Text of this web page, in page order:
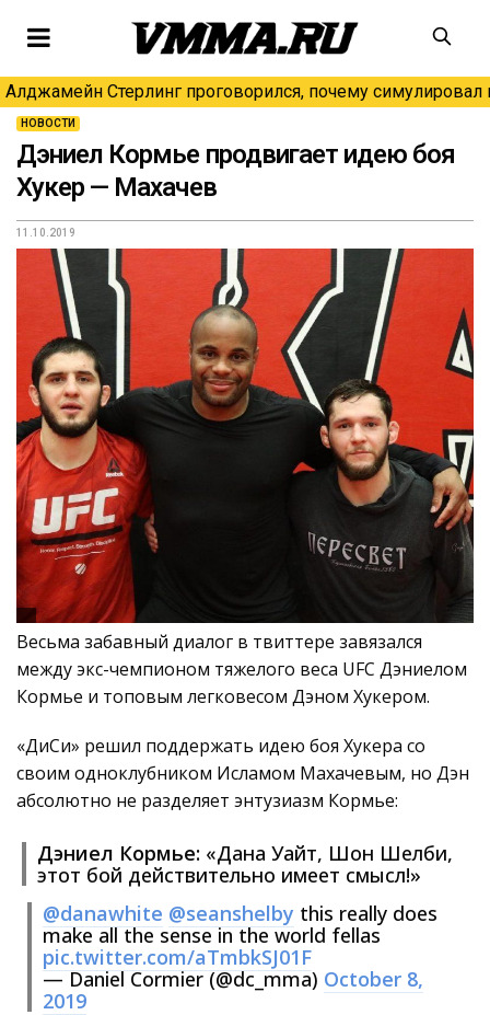
Алджамейн Стерлинг проговорился, почему симулировал
НОВОСТИ
Дэниел Кормье продвигает идею боя
Хукер — Махачев
11.10.2019
Весьма забавный диалог в твиттере завязался
между экс-чемпионом тяжелого веса UFC Дэниелом
Кормье и топовым легковесом Дэном Хукером.
«ДиСи» решил поддержать идею боя Хукера со
своим одноклубником Исламом Махачевым, но Дэн
абсолютно не разделяет энтузиазм Кормье:
Дэниел Кормье: «Дана Уайт, Шон Шелби,
этот бой действительно имеет смысл!»
@danawhite @seanshelby this really does
make all the sense in the world fellas
pic.twitter.com/aTmbkSJ01F
— Daniel Cormier (@dc_mma) October 8,
2019